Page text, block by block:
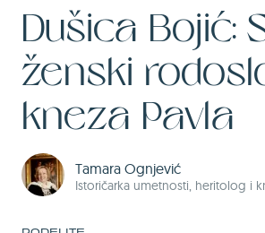
Dušica Bojić:
ženski
kneza Pavla
Tamara Ognjević
Istoričarka umetnosti, heritolog i